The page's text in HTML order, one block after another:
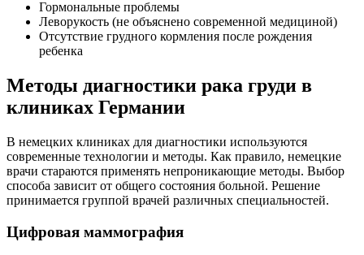
Гормональные проблемы
Леворукость (не объяснено современной медициной)
Отсутствие грудного кормления после рождения
ребенка
Методы диагностики рака груди в
клиниках Германии
В немецких клиниках для диагностики используются
современные технологии и методы. Как правило, немецкие
врачи стараются применять непроникающие методы. Выбор
способа зависит от общего состояния больной. Решение
принимается группой врачей различных специальностей.
Цифровая маммография